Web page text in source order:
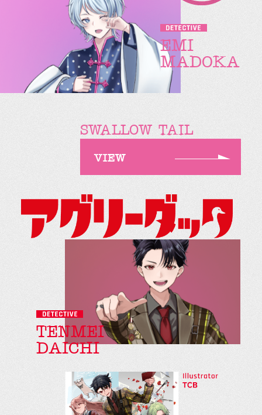
EMI
MADOKA
SWALLOW TAIL
VIEW
TENMEI
DAICHI